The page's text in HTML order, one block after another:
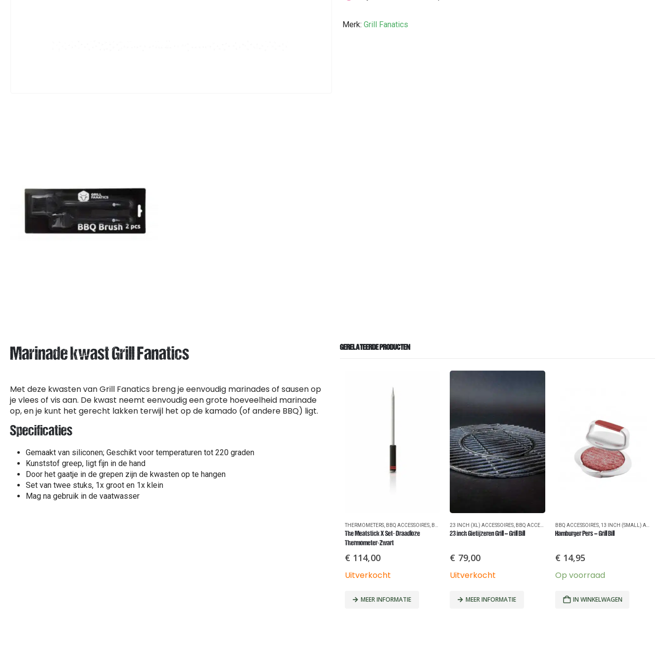
Merk: Grill Fanatics
Marinade kwast Grill Fanatics
Met deze kwasten van Grill Fanatics breng je eenvoudig marinades of sausen op
je vlees of vis aan. De kwast neemt eenvoudig een grote hoeveelheid marinade
op, en je kunt het gerecht lakken terwijl het op de kamado (of andere BBQ) ligt.
Specificaties
Gemaakt van siliconen; Geschikt voor temperaturen tot 220 graden
Kunststof greep, ligt fijn in de hand
Door het gaatje in de grepen zijn de kwasten op te hangen
Set van twee stuks, 1x groot en 1x klein
Mag na gebruik in de vaatwasser
GERELATEERDE PRODUCTEN
THERMOMETERS, BBQ ACCESSOIRES, BBQ'S
The Meatstick X Set- Draadloze
Thermometer-Zwart
€ 114,00
Uitverkocht
MEER INFORMATIE
23 INCH (XL) ACCESSOIRES, BBQ ACCESSOIRES ,BBQ'S
23 inch Gietijzeren Grill – Grill Bill
€ 79,00
Uitverkocht
MEER INFORMATIE
BBQ ACCESSOIRES, 13 INCH (SMALL) ACCESSOIRES
Hamburger Pers – Grill Bill
€14,95
Op voorraad
IN WINKELWAGEN